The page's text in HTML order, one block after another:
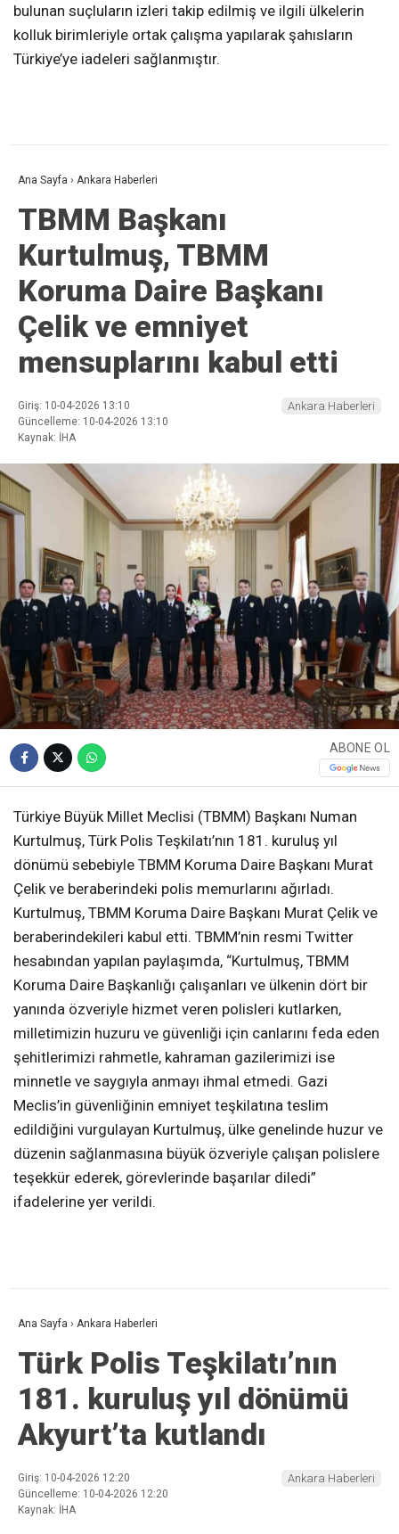
bulunan suçluların izleri takip edilmiş ve ilgili ülkelerin
kolluk birimleriyle ortak çalışma yapılarak şahısların
Türkiye’ye iadeleri sağlanmıştır.
Ana Sayfa › Ankara Haberleri
TBMM Başkanı
Kurtulmuş, TBMM
Koruma Daire Başkanı
Çelik ve emniyet
mensuplarını kabul etti
Giriş: 10-04-2026 13:10
Güncelleme: 10-04-2026 13:10
Kaynak: İHA
Ankara Haberleri
ABONE OL
Türkiye Büyük Millet Meclisi (TBMM) Başkanı Numan
Kurtulmuş, Türk Polis Teşkilatı’nın 181. kuruluş yıl
dönümü sebebiyle TBMM Koruma Daire Başkanı Murat
Çelik ve beraberindeki polis memurlarını ağırladı.
Kurtulmuş, TBMM Koruma Daire Başkanı Murat Çelik ve
beraberindekileri kabul etti. TBMM’nin resmi Twitter
hesabından yapılan paylaşımda, “Kurtulmuş, TBMM
Koruma Daire Başkanlığı çalışanları ve ülkenin dört bir
yanında özveriyle hizmet veren polisleri kutlarken,
milletimizin huzuru ve güvenliği için canlarını feda eden
şehitlerimizi rahmetle, kahraman gazilerimizi ise
minnetle ve saygıyla anmayı ihmal etmedi. Gazi
Meclis’in güvenliğinin emniyet teşkilatına teslim
edildiğini vurgulayan Kurtulmuş, ülke genelinde huzur ve
düzenin sağlanmasına büyük özveriyle çalışan polislere
teşekkür ederek, görevlerinde başarılar diledi”
ifadelerine yer verildi.
Ana Sayfa › Ankara Haberleri
Türk Polis Teşkilatı’nın
181. kuruluş yıl dönümü
Akyurt’ta kutlandı
Giriş: 10-04-2026 12:20
Güncelleme: 10-04-2026 12:20
Kaynak: İHA
Ankara Haberleri